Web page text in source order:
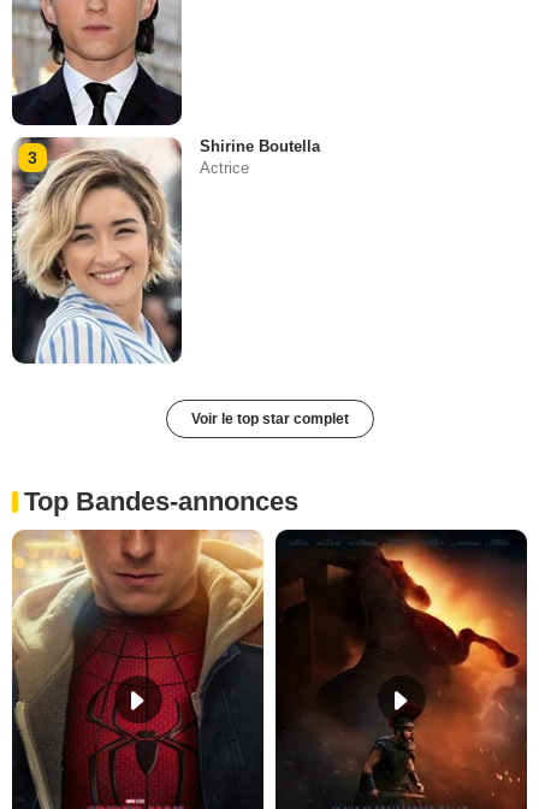
3
Shirine Boutella
Actrice
Voir le top star complet
Top Bandes-annonces